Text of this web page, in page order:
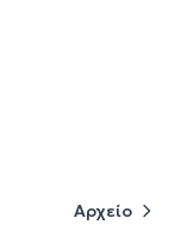
Αρχείο